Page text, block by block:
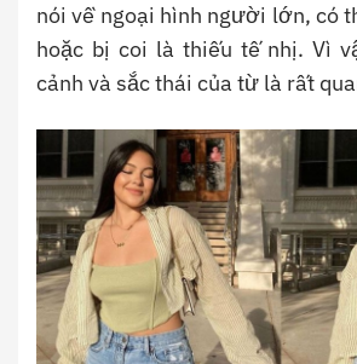
nói về ngoại hình người lớn, có
hoặc bị coi là thiếu tế nhị. Vì
cảnh và sắc thái của từ là rất